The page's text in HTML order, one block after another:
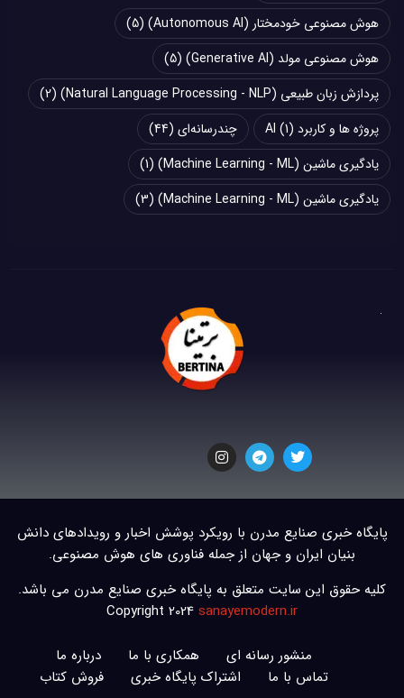
هوش مصنوعی خودمختار (Autonomous AI)
(5)
هوش مصنوعی مولد (Generative AI)
(5)
پردازش زبان طبیعی (Natural Language Processing - NLP)
(2)
پروژه ها و کاربرد AI (1) چند‌‌رسانه‌ای (44)
یادگیری ماشین (Machine Learning - ML)
(1)
یادگیری ماشین (Machine Learning - ML)
(3)
پایگاه خبری صنایع مدرن با رویکرد پوشش اخبار و رویدادهای دانش
بنیان ایران و جهان از جمله فناوری های هوش مصنوعی.
کلیه حقوق این سایت متعلق به پایگاه خبری صنایع مدرن می باشد.
Copyright 2024 sanayemodern.ir
منشور رسانه ای همکاری با ما
درباره ما
تماس با ما
اشتراک پایگاه خبری فروش کتاب